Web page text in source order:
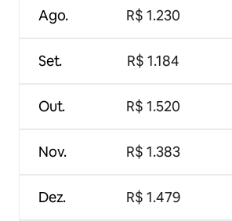
Ago.
Set.
Out.
Nov.
Dez.
R$ 1.230
R$ 1.184
R$ 1.520
R$ 1.383
R$ 1.479